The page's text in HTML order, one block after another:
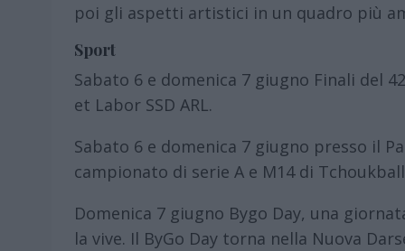
poi gli aspetti artistici in un quadro più
Sport
Sabato 6 e domenica 7 giugno Finali del
et Labor SSD ARL.
Sabato 6 e domenica 7 giugno presso il
campionato di serie A e M14 di
Domenica 7 giugno Bygo Day, una
la vive. Il ByGo Day torna nella Nuova